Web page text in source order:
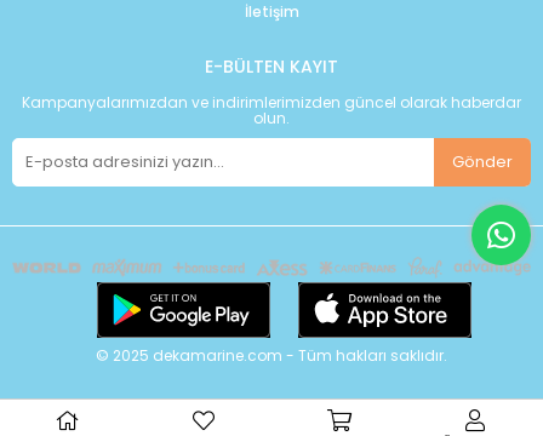
İletişim
E-BÜLTEN KAYIT
Kampanyalarımızdan ve indirimlerimizden güncel olarak haberdar
olun.
Gönder
© 2025 dekamarine.com - Tüm hakları saklıdır.